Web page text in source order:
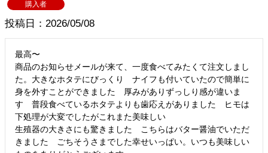
購入者
投稿日 2026/05/08
最高〜
商品のお知らせメールが来て、一度食べてみたくて注文しまし
た。大きなホタテにびっくり　ナイフも付いていたので簡単に
身を外すことができました　厚みがありずっしり感が違いま
す　普段食べているホタテよりも歯応えがありました　ヒモは
下処理が大変でしたがこれまた美味しい
生殖器の大きさにも驚きました　こちらはバター醤油でいただ
きました　ごちそうさまでした幸せいっぱい。いつも美味しい